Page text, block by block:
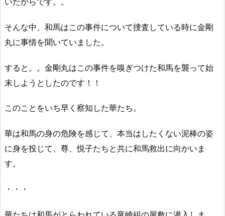
そんな中、和馬はこの事件について捜査している時に金剛
丸に事情を聞いていました。
すると。。金剛丸はこの事件を嗅ぎつけた和馬を襲って始
末しようとしたのです！！
このことをいち早く察知した華たち。
華は和馬の身の危険を感じて、本当はしたくない泥棒の姿
に身を投じて、尊、悦子たちと共に和馬救出に向かいま
す。
・・・